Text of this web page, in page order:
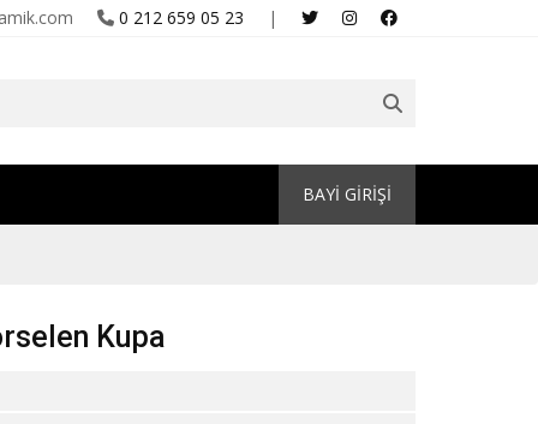
|
0 212 659 05 23
BAYİ GİRİŞİ
Kupa